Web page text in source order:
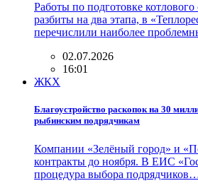
Работы по подготовке котлового
разбиты на два этапа, в
перечислили наиболее
02.07.2026
16:01
ЖКХ
Благоустройство раскопок на 30
рыбинским подрядчикам
Компании «Зелёный город» и
контракты до ноября. В ЕИС
процедура выбора